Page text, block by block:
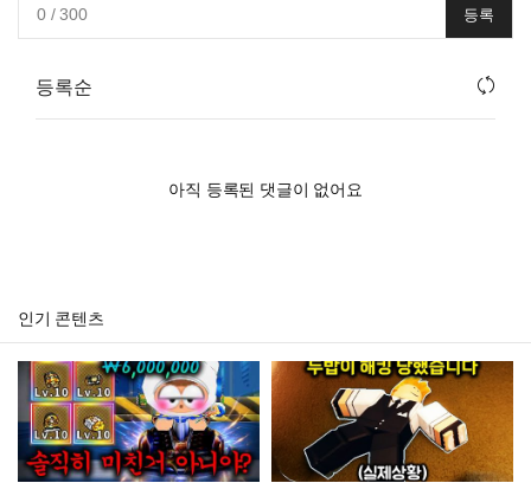
0/ 300 등록
등록순
아직 등록된 댓글이 없어요
인기 콘텐츠